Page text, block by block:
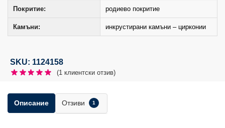
Покритие: родиево покритие
Камъни: инкрустирани камъни – цирконии
SKU: 1124158
(1 клиентски отзив)
Описание Отзиви 1